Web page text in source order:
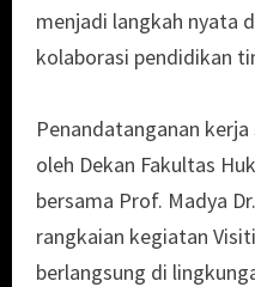
menjadi langkah nyata
kolaborasi pendidikan
Penandatanganan
oleh Dekan Fakultas
bersama Prof. Madya
rangkaian kegiatan
berlangsung di